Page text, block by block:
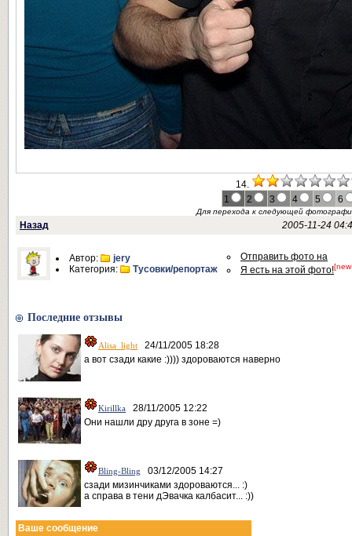
14.
1
2 3 4 5 6
Для перехода к следующей
Назад 2005-11-24
Автор:
jery
Категория:
Тусовки/репортаж
Отправить фото на
Я есть на этой фото!
Последние отзывы
Alisa_light 24/11/2005 18:28
а вот сзади какие :)))) здороваются наверно
Kirillka 28/11/2005 12:22
Они нашли дру друга в зоне =)
Bling-Bling
03/12/2005 14:27
сзади мизинчиками здороваются... :)
а справа в тени дЭвачка калбасит... :))
Ваше сообщение